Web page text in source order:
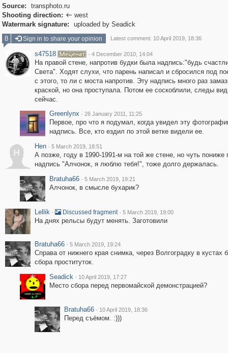
Source:
transphoto.ru
Shooting direction:  west
Watermark signature:
uploaded by Seadick
8
Sign in to share your opinion Latest comment: 10 April 2019, 18:36
s47518 · 4 December 2010, 14:04
На правой стене, напротив будки была надпись:"будь
Света". Ходят слухи, что парень написал и сбросился под
с этого, то ли с моста напротив. Эту надпись много раз
краской, но она проступала. Потом ее соскоблили, следы
сейчас.
Greenlynx · 26 January 2011, 11:25
Первое, про что я подумал, когда увидел эту
надпись. Все, кто ездил по этой ветке видели ее.
H
Hen · 5 March 2019, 18:51
А позже, году в 1990-1991-м на той же стене, но чуть пониже
надпись "Алчонок, я люблю тебя!", тоже долго держалась.
Bratuha66 · 5 March 2019, 19:21
Алчонок, в смысле бухарик?
Lellik · Discussed fragment · 5 March 2019, 19:00
На днях рельсы будут менять. Заготовили
Bratuha66 · 5 March 2019, 19:24
Справа от нижнего края снимка, через Волгоградку в кустах
сбора проституток.
Seadick · 10 April 2019, 17:27
Место сбора перед первомайской демонстрацией?
Bratuha66 · 10 April 2019, 18:36
Перед съёмом. :)))